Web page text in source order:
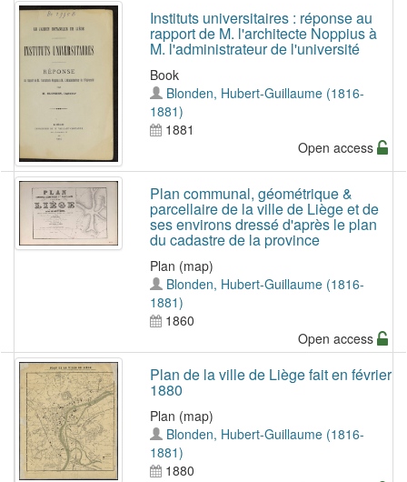
Instituts universitaires : réponse au
rapport de M. l'architecte Noppius à
M. l'administrateur de l'université
Book
Blonden, Hubert-Guillaume (1816-
1881)
1881
Open access
Plan communal, géométrique &
parcellaire de la ville de Liège et de
ses environs dressé d'après le plan
du cadastre de la province
Plan (map)
Blonden, Hubert-Guillaume (1816-
1881)
1860
Open access
Plan de la ville de Liège fait en février
1880
Plan (map)
Blonden, Hubert-Guillaume (1816-
1881)
1880